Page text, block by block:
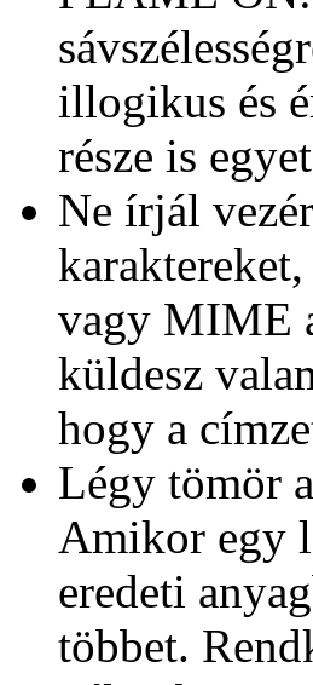
illogikus és
része is
Ne írjál
vagy MIME
küldesz
hogy a
Légy tömör
Amikor egy
eredeti
többet.